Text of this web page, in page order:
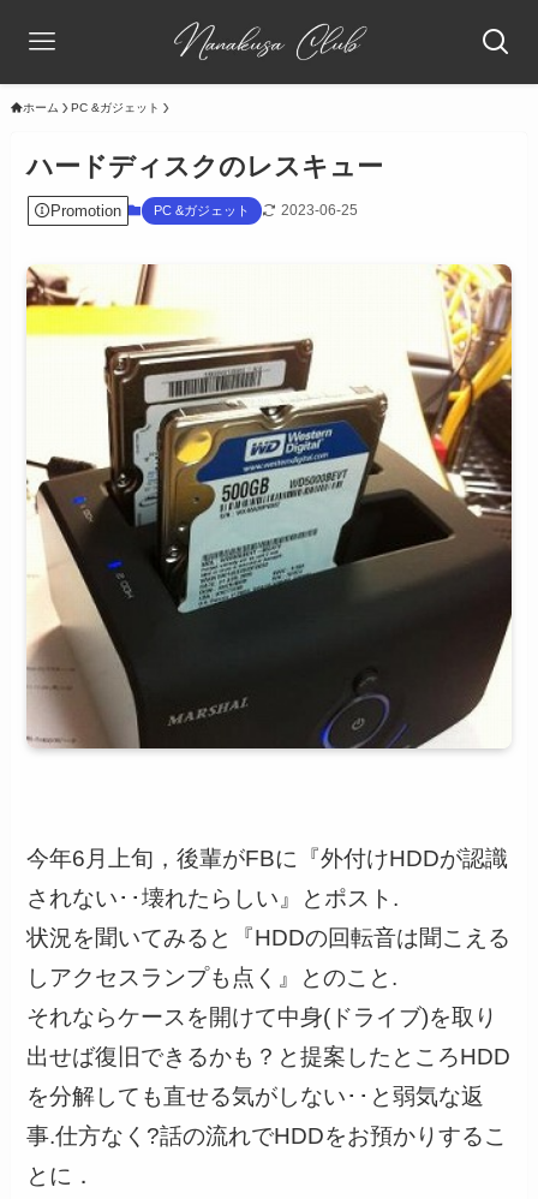
ホーム PC &ガジェット
ハードディスクのレスキュー
Promotion PC &ガジェット 2023-06-25
今年6月上旬，後輩がFBに『外付けHDDが認識
されない･･壊れたらしい』とポスト.
状況を聞いてみると『HDDの回転音は聞こえる
しアクセスランプも点く』とのこと.
それならケースを開けて中身(ドライブ)を取り
出せば復旧できるかも？と提案したところHDD
を分解しても直せる気がしない･･と弱気な返
事.仕方なく?話の流れでHDDをお預かりするこ
とに．